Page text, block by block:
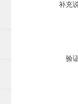
补充
验